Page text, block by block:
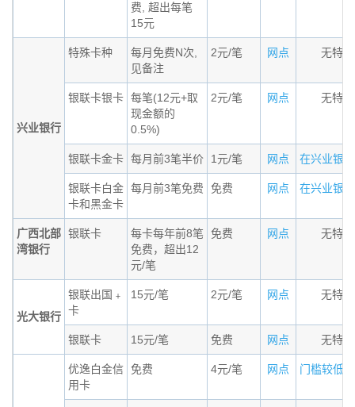
费, 超出每笔
15元
兴业银行
特殊卡种
每月免费N次,
见备注
2元/笔 网点 无特
银联卡银卡 每笔(12元+取
现金额的
0.5%)
2元/笔 网点 无特
银联卡金卡 每月前3笔半价 1元/笔 网点 在兴业银
银联卡白金
卡和黑金卡
每月前3笔免费 免费 网点 在兴业银
广西北部
湾银行
银联卡
每卡每年前8笔
免费，超出12
元/笔
免费 网点 无特
光大银行
银联出国﹢
卡
15元/笔 2元/笔 网点 无特
银联卡 15元/笔 免费 网点 无特
优逸白金信
用卡
免费 4元/笔 网点 门槛较低